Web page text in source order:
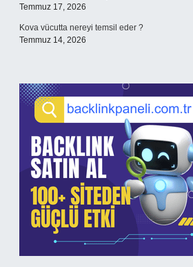
Temmuz 17, 2026
Kova vücutta nereyi temsil eder ?
Temmuz 14, 2026